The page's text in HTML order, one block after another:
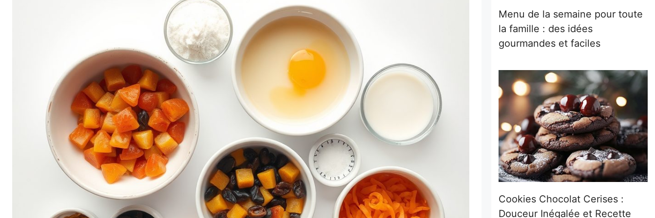
Menu de la semaine pour toute
la famille : des idées
gourmandes et faciles
Cookies Chocolat Cerises :
Douceur Inégalée et Recette